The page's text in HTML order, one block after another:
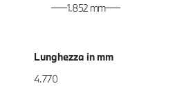
1.852 mm
Lunghezza in mm
4.770